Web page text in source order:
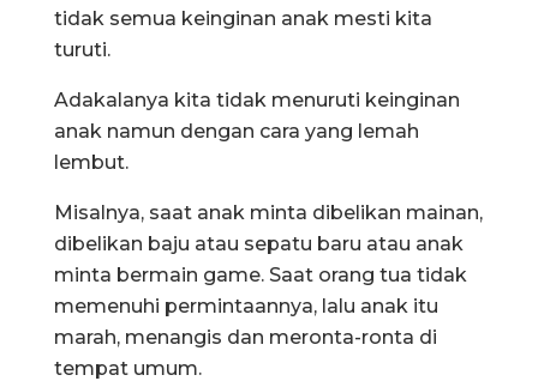
tidak semua keinginan anak mesti kita
turuti.
Adakalanya kita tidak menuruti keinginan
anak namun dengan cara yang lemah
lembut.
Misalnya, saat anak minta dibelikan mainan,
dibelikan baju atau sepatu baru atau anak
minta bermain game. Saat orang tua tidak
memenuhi permintaannya, lalu anak itu
marah, menangis dan meronta-ronta di
tempat umum.